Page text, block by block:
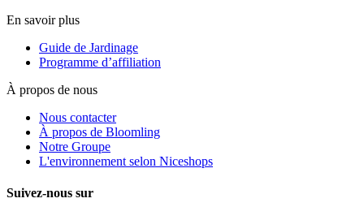
En savoir plus
Guide de Jardinage
Programme d’affiliation
À propos de nous
Nous contacter
À propos de Bloomling
Notre Groupe
L'environnement selon Niceshops
Suivez-nous sur